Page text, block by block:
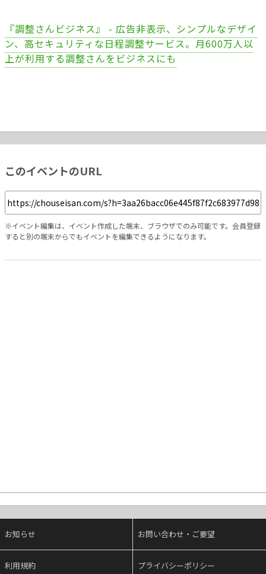
『調整さんビジネス』 - 広告非表示、シンプルなデザイ
ン、高セキュリティな日程調整サービス。月600万人以
上が利用する調整さんをビジネスにも
このイベントのURL
※イベント編集は、イベント作成した端末、ブラウザでのみ可能です。会員登録
すると別の端末からでもイベントを編集できるようになります。
お知らせ お問い合わせ・ご要望
利用規約 プライバシーポリシー